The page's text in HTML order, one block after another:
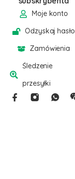
Moje konto
Odzyskaj hasło
Zamówienia
Śledzenie
przesyłki